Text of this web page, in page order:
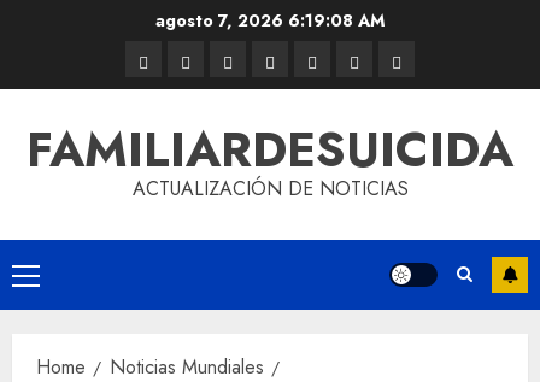
agosto 7, 2026 6:19:09 AM
FAMILIARDESUICIDA
ACTUALIZACIÓN DE NOTICIAS
Home
Noticias Mundiales